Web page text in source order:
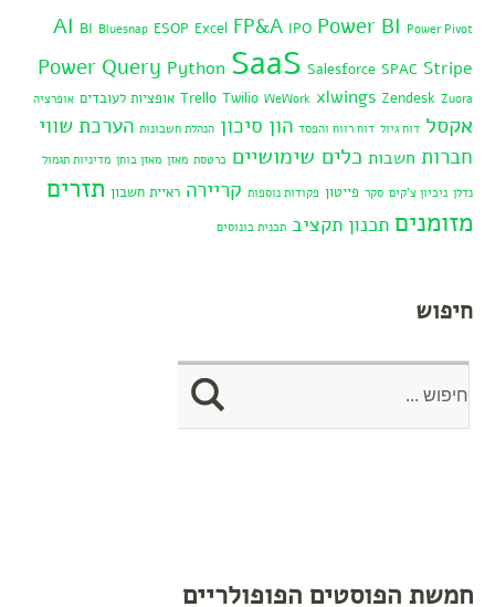
AI BI Bluesnap ESOP Excel FP&A IPO Power BI Power Pivot
Power Query Python SaaS Salesforce SPAC Stripe
Trello Twilio WeWork xlwings Zendesk Zuora אופציות לעובדים אופרציה
אקסל דוח גיול דוח רווח והפסד הון סיכון הנהלת חשבונות הערכת שווי
חברות חשבות כלים שימושיים כרטסת מאזן מאזן בוחן מדיניות תגמול
נדלן ניכיון צ'קים סקר פייטון פקודות נוספות קריירה ראיית חשבון תזרים
מזומנים תכנון תקציב תכנית בונוסים
חיפוש
חמשת הפוסטים הפופולריים